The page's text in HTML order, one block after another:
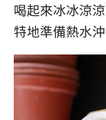
喝起來冰冰涼
特地準備熱水